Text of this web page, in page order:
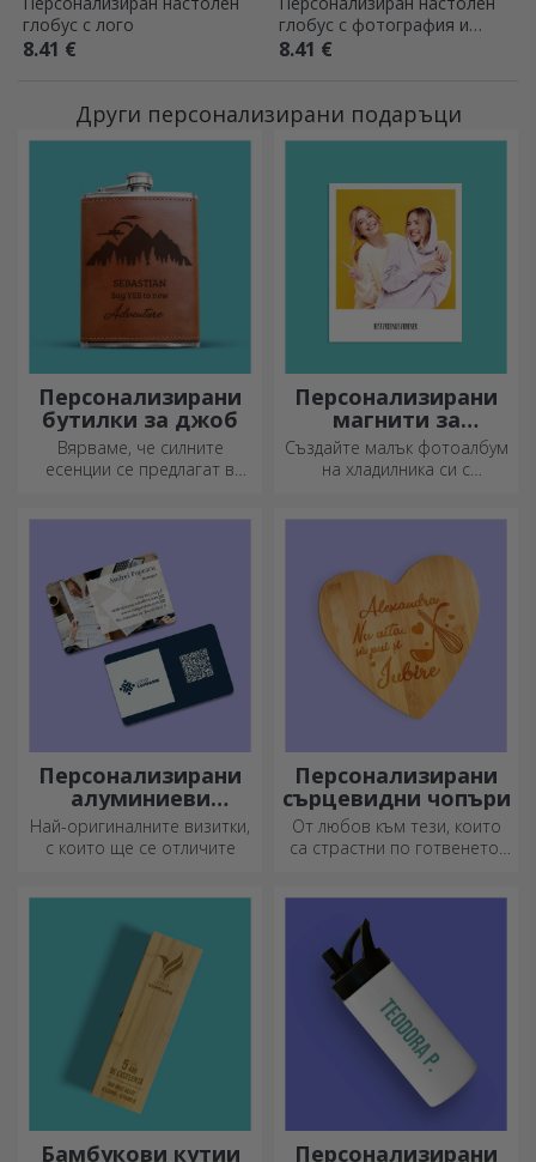
глобус с лого
8.41 €
глобус с фотография и
текст - Рожден ден Еднорог
8.41 €
Други персонализирани подаръци
Персонализирани
бутилки за джоб
Вярваме, че силните
есенции се предлагат в
Персонализирани
магнити за
хладилник
Създайте малък фотоалбум
на хладилника си с
Персонализирани
алуминиеви
визитни картички
Най-оригиналните визитки,
с които ще се отличите
Персонализирани
сърцевидни чопъри
От любов към тези, които
са страстни по готвенето,
умелите домакини.
Бамбукови кутии Персонализирани